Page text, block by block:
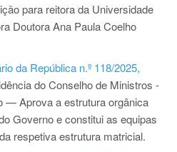
para reitora da Universidade
Doutora Ana Paula Coelho
da República n.º 118/2025,
do Conselho de Ministros -
— Aprova a estrutura orgânica
Governo e constitui as equipas
respetiva estrutura matricial.